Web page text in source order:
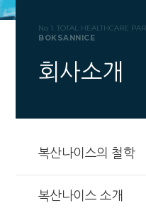
No 1. TOTAL HEALTHCARE
BOKSANNICE
회사소개
복산나이스의 철학
복산나이스 소개